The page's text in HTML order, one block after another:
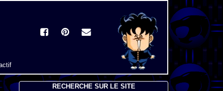
RECHERCHE SUR LE SITE